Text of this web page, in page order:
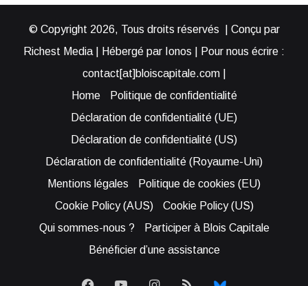
© Copyright 2026, Tous droits réservés | Conçu par
Richest Media | Hébergé par Ionos | Pour nous écrire :
contact[at]bloiscapitale.com |
Home
Politique de confidentialité
Déclaration de confidentialité (UE)
Déclaration de confidentialité (US)
Déclaration de confidentialité (Royaume-Uni)
Mentions légales
Politique de cookies (EU)
Cookie Policy (AUS)
Cookie Policy (US)
Qui sommes-nous ?
Participer à Blois Capitale
Bénéficier d’une assistance